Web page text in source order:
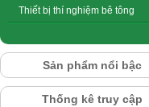
Thiết bị thí nghiệm bê tông
Sản phẩm nổi bậc
Thống kê truy cập